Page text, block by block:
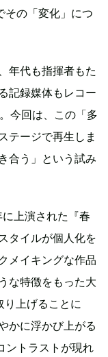
その「変化」につ
年代も指揮者もた
記録媒体もレコー
今回は、この「多
テージで再生しま
合う」という試み
に上演された『春
タイルが個人化を
メイキングな作品
な特徴をもった大
上げることに
かに浮かび上がる
ントラストが現れ